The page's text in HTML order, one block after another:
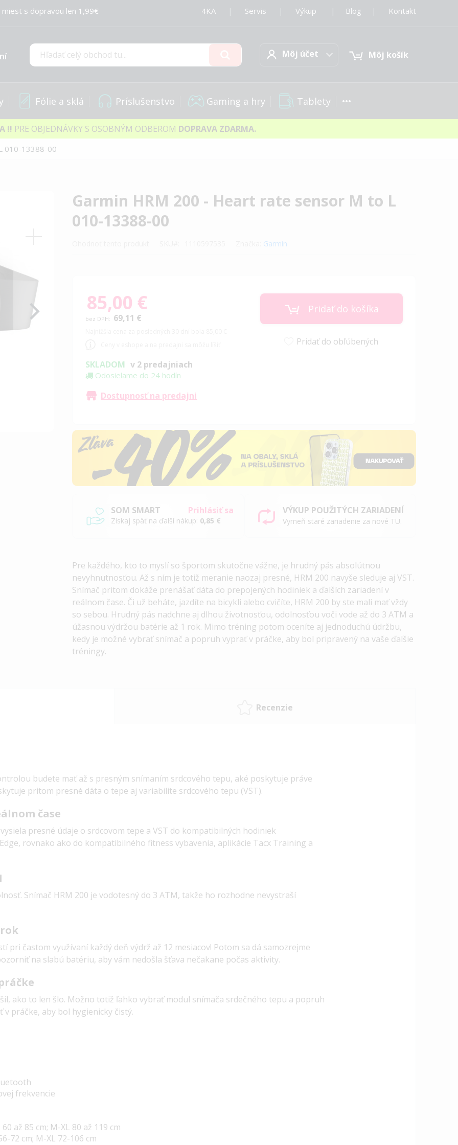
s dopravou len 1,99€ 4KA Servis Výkup Blog Kontakt
Hľadať
Môj účetMôj účet Môj košík
Fólie a sklá Príslušenstvo Gaming a hry Tablety
!! PRE OBJEDNÁVKY S OSOBNÝM ODBEROM DOPRAVA ZDARMA.
010-13388-00
Garmin HRM 200 - Heart rate sensor M to L
010-13388-00
Garmin
85,00 €
69,11 €
SKLADOM v 2 predajniach
Odosielame do 24 hodín
Dostupnosť na predajni
Pridať do košíka
Pridať do obľúbených
Prihlásiť sa
SOM SMART
Získaj späť na ďalší nákup: 0,85 €
VÝKUP POUŽITÝCH ZARIADENÍ
Vymeň staré zariadenie za nové TU.
Pre každého, kto to myslí so športom skutočne vážne, je hrudný pás absolútnou
nevyhnutnosťou. Až s ním je totiž meranie naozaj presné, HRM 200 navyše sleduje aj VST.
Snímač pritom dokáže prenášať dáta do prepojených hodiniek a ďalších zariadení v
reálnom čase. Či už beháte, jazdíte na bicykli alebo cvičíte, HRM 200 by ste mali mať vždy
so sebou. Hrudný pás nadchne aj dlhou životnosťou, odolnosťou voči vode až do 3 ATM a
úžasnou výdržou batérie až 1 rok. Mimo tréning potom oceníte aj jednoduchú údržbu,
kedy je možné vybrať snímač a popruh vyprať v práčke, aby bol pripravený na vaše ďalšie
tréningy.
Recenzie
budete mať až s presným snímaním srdcového tepu, aké poskytuje práve
pritom presné dáta o tepe aj variabilite srdcového tepu (VST).
čase
presné údaje o srdcovom tepe a VST do kompatibilných hodiniek
rovnako ako do kompatibilného fitness vybavenia, aplikácie Tacx Training a
Snímač HRM 200 je vodotesný do 3 ATM, takže ho rozhodne nevystraší
pri častom využívaní každý deň výdrž až 12 mesiacov! Potom sa dá samozrejme
na slabú batériu, aby vám nedošla šťava nečakane počas aktivity.
ako to len šlo. Možno totiž ľahko vybrať modul snímača srdečného tepu a popruh
práčke, aby bol hygienicky čistý.
frekvencie
až 85 cm; M-XL 80 až 119 cm
72 cm; M-XL 72-106 cm